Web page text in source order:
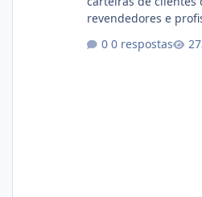
revendedores e
operação. Se você
0 respostas